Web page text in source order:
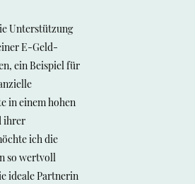
Unterstützung
E-Geld-
ein Beispiel für
in einem hohen
ihrer
ich die
so wertvoll
ideale Partnerin